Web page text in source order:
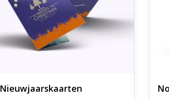
Nieuwjaarskaarten